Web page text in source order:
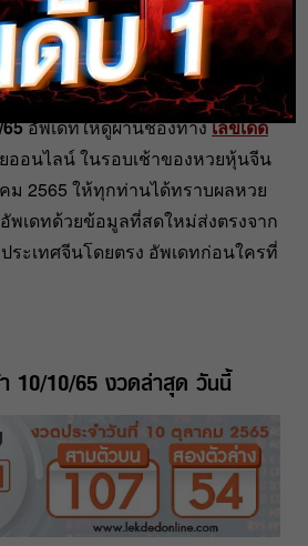
10/10/65 หุ้นวันนี้ ตรวจเช็คผลหวยหุ้นก่อนใคร
อัพเดทให้ดูผ่านช่องทางเลขเด็ด
ออนไลน์ ในรอบเช้าของหวยหุ้นจีน
ม 2565 ให้ทุกท่านได้ทราบผลหวย
พเดทด้วยข้อมูลที่สดใหม่ส่งตรงจาก
ะเทศจีนโดยตรง อัพเดทก่อนใครที่
10/10/65 งวดล่าสุด วันนี้